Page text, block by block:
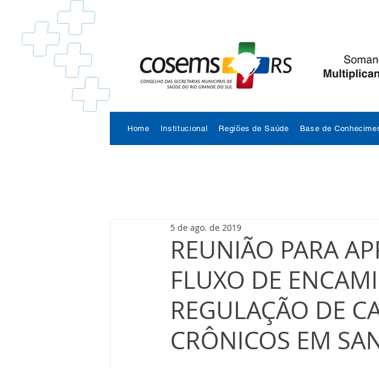
Home Institucional Regiões de Saúde Base de
REUNIÃO PARA
FLUXO DE
REGULAÇÃO DE
CRÔNICOS EM
5 de ago. de 2019